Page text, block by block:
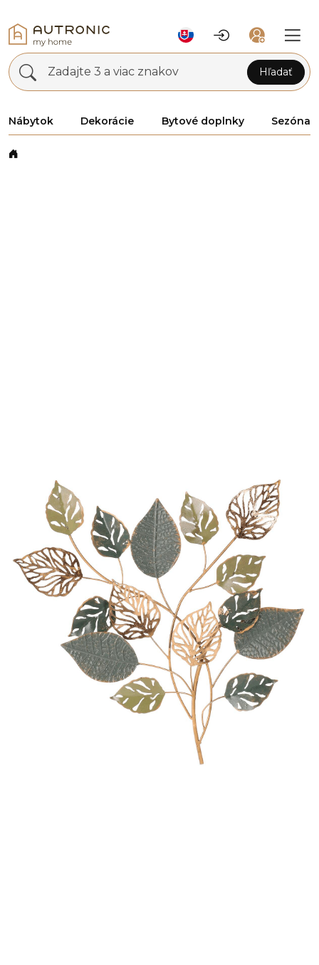
Zadajte 3 a viac znakov Hľadať
Nábytok Dekorácie Bytové doplnky Sezóna